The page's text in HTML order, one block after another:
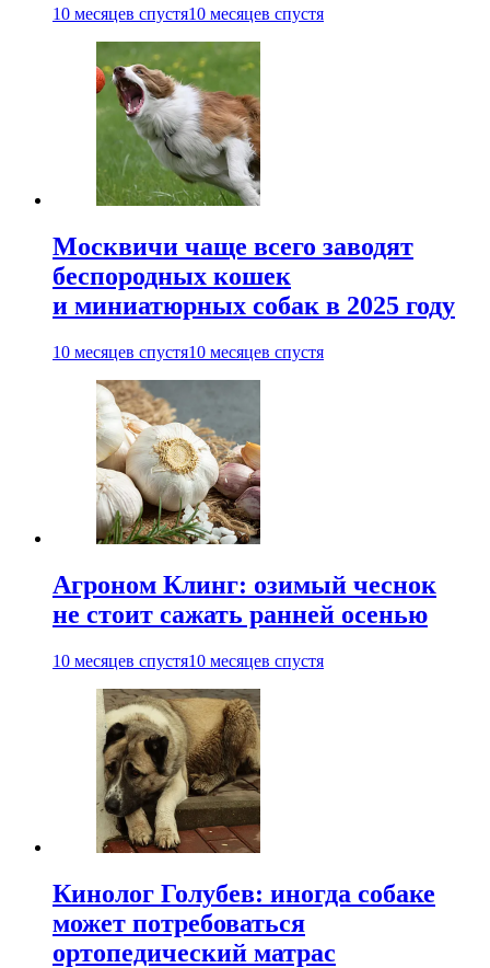
10 месяцев спустя10 месяцев спустя
Москвичи чаще всего заводят
беспородных кошек
и миниатюрных собак в 2025 году
10 месяцев спустя10 месяцев спустя
Агроном Клинг: озимый чеснок
не стоит сажать ранней осенью
10 месяцев спустя10 месяцев спустя
Кинолог Голубев: иногда собаке
может потребоваться
ортопедический матрас